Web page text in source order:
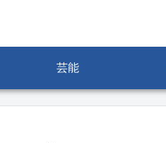
芸能